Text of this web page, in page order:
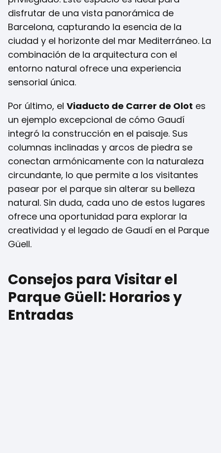
disfrutar de una vista panorámica de
Barcelona, capturando la esencia de la
ciudad y el horizonte del mar Mediterráneo. La
combinación de la arquitectura con el
entorno natural ofrece una experiencia
sensorial única.
Por último, el Viaducto de Carrer de Olot es
un ejemplo excepcional de cómo Gaudí
integró la construcción en el paisaje. Sus
columnas inclinadas y arcos de piedra se
conectan armónicamente con la naturaleza
circundante, lo que permite a los visitantes
pasear por el parque sin alterar su belleza
natural. Sin duda, cada uno de estos lugares
ofrece una oportunidad para explorar la
creatividad y el legado de Gaudí en el Parque
Güell.
Consejos para Visitar el
Parque Güell: Horarios y
Entradas